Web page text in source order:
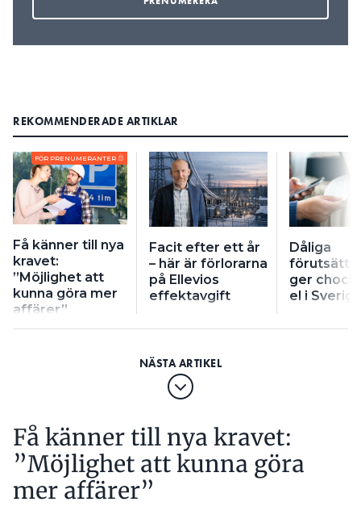
REKOMMENDERADE ARTIKLAR
FÖR PRENUMERANTER
Få känner till nya
kravet:
”Möjlighet att
kunna göra mer
affärer”
Facit efter ett år
– här är förlorarna
på Ellevios
effektavgift
Dåliga
ger
el i
Få känner till nya kravet:
”Möjlighet att kunna göra
mer affärer”